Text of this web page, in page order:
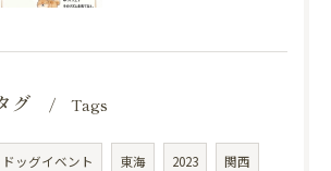
グ Tags
ドッグイベント 東海 2023 関西